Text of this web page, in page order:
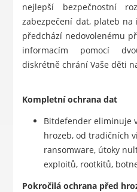
nejlepší bezpečnostní
zabezpečení dat, plateb
předchází nedovolenému
informacím pomocí
diskrétně chrání Vaše děti
Kompletní ochrana dat
Bitdefender eliminuje
hrozeb, od tradičních
ransomware, útoky
exploitů, rootkitů,
Pokročilá ochrana před